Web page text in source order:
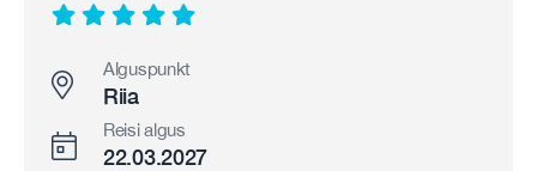
Alguspunkt
Riia
Reisi algus
22.03.2027